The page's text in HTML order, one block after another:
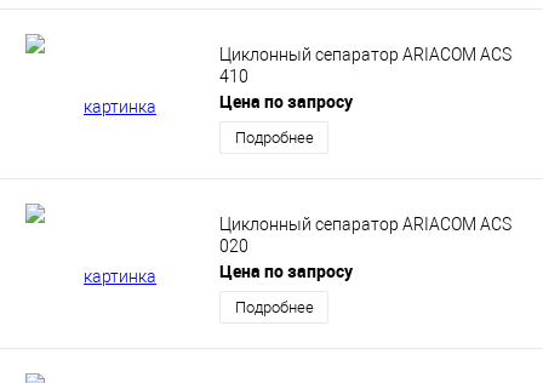
Циклонный сепаратор ARIACOM ACS
410
Цена по запросу
Подробнее
Циклонный сепаратор ARIACOM ACS
020
Цена по запросу
Подробнее